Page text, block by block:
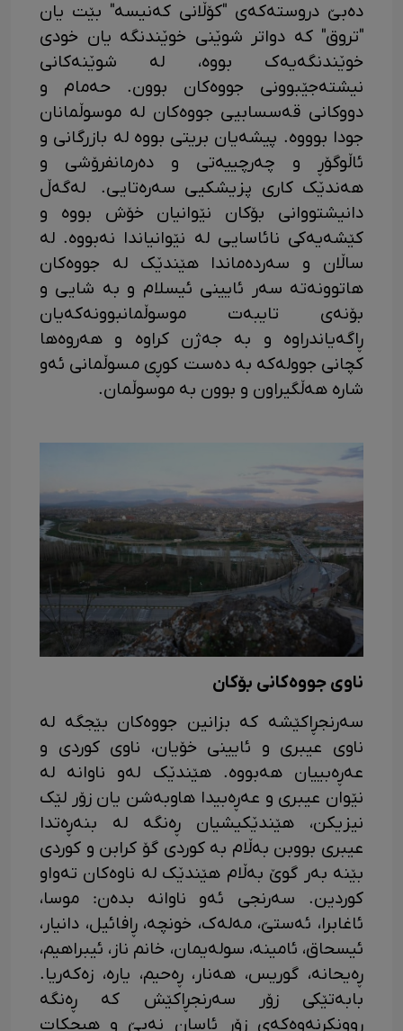
دەبێ دروستەکەی "کۆڵانی کەنیسە" بێت یان
"تروق" کە دواتر شوێنی خوێندنگە یان خودی
خوێندنگەیەک بووە، لە شوێنەکانی
نیشتەجێبوونی جووەکان بوون. حەمام و
دووکانی قەسسابیی جووەکان لە موسوڵمانان
جودا بوووە. پیشەیان بریتی بووە لە بازرگانی و
ئاڵوگۆڕ و چەرچییەتی و دەرمانفرۆشی و
هەندێک کاری پزیشکیی سەرەتایی. لەگەڵ
دانیشتووانی بۆکان نێوانیان خۆش بووە و
کێشەیەکی نائاسایی لە نێوانیاندا نەبووە. لە
ساڵان و سەردەماندا هێندێک لە جووەکان
هاتوونەتە سەر ئایینی ئیسلام و بە شایی و
بۆنەی تایبەت موسوڵمانبوونەکەیان
ڕاگەیاندراوە و بە جەژن کراوە و هەروەها
کچانی جوولەکە بە دەست کوڕی مسوڵمانی ئەو
شارە هەڵگیراون و بوون بە موسوڵمان.
ناوی جووەکانی بۆکان
سەرنجڕاکێشە کە بزانین جووەکان بێجگە لە
ناوی ‌عیبری و ئایینی خۆیان، ناوی کوردی و
عەڕەبییان هەبووە. هێندێک لەو ناوانە لە
نێوان عیبری و عەڕەبیدا هاوبەشن یان زۆر لێک
نیزیکن، هێندێکیشیان ڕەنگە لە بنەڕەتدا
عیبری بووبن بەڵام بە کوردی گۆ کرابن و کوردی
بێنە بەر گوێ بەڵام هێندێک لە ناوەکان تەواو
کوردین. سەرنجی ئەو ناوانە بدەن: موسا،
ئا‌غابرا، ئەستێ، مەلەک، خونچە، ڕافائیل، دانیار،
ئیسحاق، ئامینە، سولەیمان، خانم ناز، ئیبراهیم،
ڕەیحانە، گوریس، هەنار، ڕەحیم، یارە، زەکەریا.
بابەتێکی زۆر سەرنجڕاکێش کە ڕەنگە
ڕوونکرنەوەکەی زۆر ئاسان نەبێ و هیچکات